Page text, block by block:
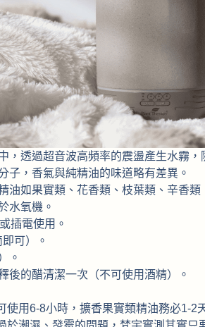
，透過超音波高頻率的震盪產生水霧
子，香氣與純精油的味道略有差異。
油如果實類、花香類、枝葉類、辛香
水氧機。
插電使用。
可）。
。
後的醋清潔一次（不可使用酒精）。
使用6-8小時，擴香果實類精油務必1-2